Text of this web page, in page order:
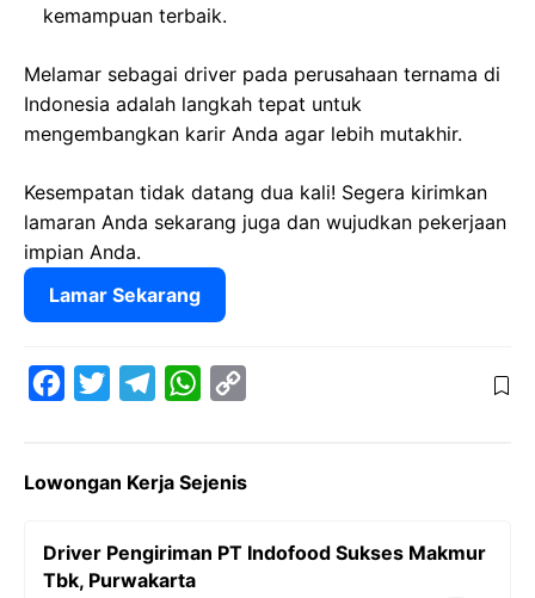
kemampuan terbaik.
Melamar sebagai driver pada perusahaan ternama di
Indonesia adalah langkah tepat untuk
mengembangkan karir Anda agar lebih mutakhir.
Kesempatan tidak datang dua kali! Segera kirimkan
lamaran Anda sekarang juga dan wujudkan pekerjaan
impian Anda.
Lamar Sekarang
e
o
t
e
e
r
W
t
A
y
i
Lowongan Kerja Sejenis
Driver Pengiriman PT Indofood Sukses Makmur
Tbk, Purwakarta